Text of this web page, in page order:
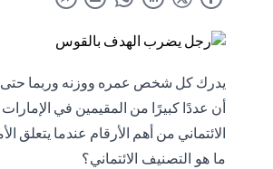
يدرك كل شخص عمره ووزنه وربما حتى
أن عددًا كبيرًا من المقيمين في
الائتماني من أهم الأرقام عندما يتعلق
ما هو التصنيف الائتماني؟